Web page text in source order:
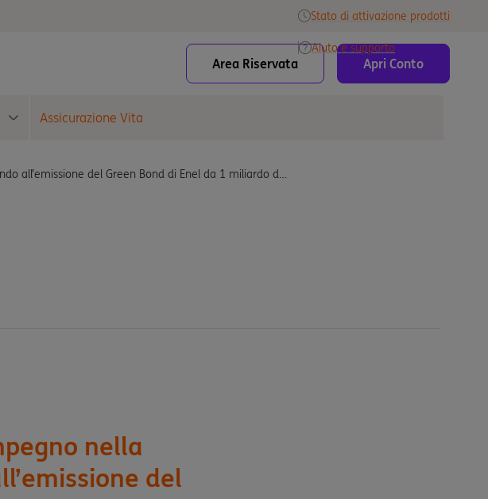
Stato di attivazione prodotti
Aiuto e supporto
Area Riservata Apri Conto
Assicurazione Vita
all’emissione del Green Bond di Enel da 1 miliardo d…
nella
del